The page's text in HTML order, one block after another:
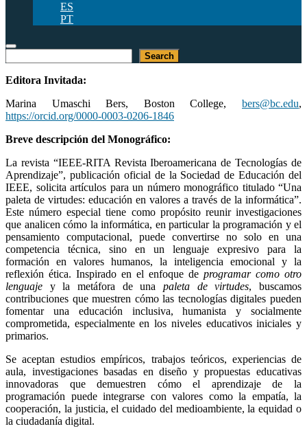
ES
PT
Search
Editora Invitada:
Marina Umaschi Bers, Boston College, bers@bc.edu,
https://orcid.org/0000-0003-0206-1846
Breve descripción del Monográfico:
La revista “IEEE-RITA Revista Iberoamericana de Tecnologías de
Aprendizaje”, publicación oficial de la Sociedad de Educación del
IEEE, solicita artículos para un número monográfico titulado “Una
paleta de virtudes: educación en valores a través de la informática”.
Este número especial tiene como propósito reunir investigaciones
que analicen cómo la informática, en particular la programación y el
pensamiento computacional, puede convertirse no solo en una
competencia técnica, sino en un lenguaje expresivo para la
formación en valores humanos, la inteligencia emocional y la
reflexión ética. Inspirado en el enfoque de programar como otro
lenguaje y la metáfora de una paleta de virtudes, buscamos
contribuciones que muestren cómo las tecnologías digitales pueden
fomentar una educación inclusiva, humanista y socialmente
comprometida, especialmente en los niveles educativos iniciales y
primarios.
Se aceptan estudios empíricos, trabajos teóricos, experiencias de
aula, investigaciones basadas en diseño y propuestas educativas
innovadoras que demuestren cómo el aprendizaje de la
programación puede integrarse con valores como la empatía, la
cooperación, la justicia, el cuidado del medioambiente, la equidad o
la ciudadanía digital.